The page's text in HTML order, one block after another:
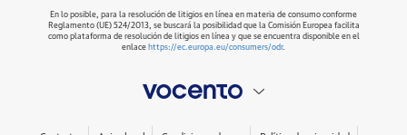
En lo posible, para la resolución de litigios en línea en materia de consumo conforme
Reglamento (UE) 524/2013, se buscará la posibilidad que la Comisión Europea facilita
como plataforma de resolución de litigios en línea y que se encuentra disponible en el
enlace https://ec.europa.eu/consumers/odr.